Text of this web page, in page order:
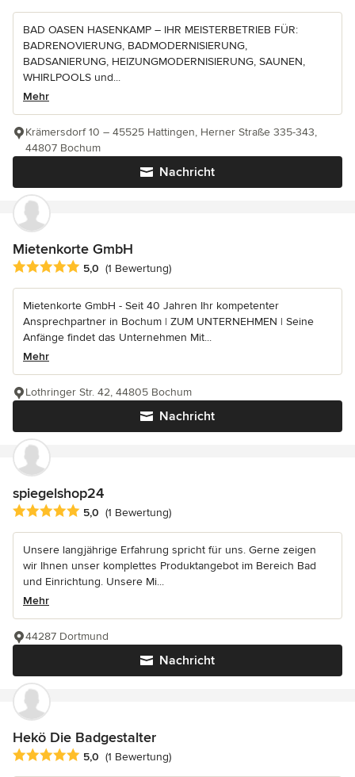
BAD OASEN HASENKAMP – IHR MEISTERBETRIEB FÜR:
BADRENOVIERUNG, BADMODERNISIERUNG,
BADSANIERUNG, HEIZUNGMODERNISIERUNG, SAUNEN,
WHIRLPOOLS und...
Mehr
Nachricht
Krämersdorf 10 – 45525 Hattingen, Herner Straße 335-343,
44807 Bochum
Mietenkorte GmbH
Durchschnittliche Bewertung: 5 von 5 Sternen
5,0 (1 Bewertung)
Mietenkorte GmbH - Seit 40 Jahren Ihr kompetenter
Ansprechpartner in Bochum | ZUM UNTERNEHMEN | Seine
Anfänge findet das Unternehmen Mit...
Mehr
Nachricht
Lothringer Str. 42, 44805 Bochum
spiegelshop24
Durchschnittliche Bewertung: 5 von 5 Sternen
5,0 (1 Bewertung)
Unsere langjährige Erfahrung spricht für uns. Gerne zeigen
wir Ihnen unser komplettes Produktangebot im Bereich Bad
und Einrichtung. Unsere Mi...
Mehr
Nachricht
44287 Dortmund
Hekö Die Badgestalter
Durchschnittliche Bewertung: 5 von 5 Sternen
5,0 (1 Bewertung)